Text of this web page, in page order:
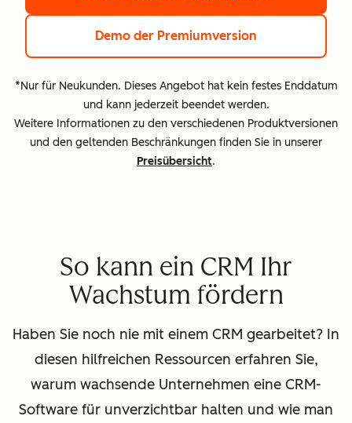
Demo der Premiumversion
*Nur für Neukunden. Dieses Angebot hat kein festes Enddatum
und kann jederzeit beendet werden.
Weitere Informationen zu den verschiedenen Produktversionen
und den geltenden Beschränkungen finden Sie in unserer
Preisübersicht.
So kann ein CRM Ihr
Wachstum fördern
Haben Sie noch nie mit einem CRM gearbeitet? In
diesen hilfreichen Ressourcen erfahren Sie,
warum wachsende Unternehmen eine CRM-
Software für unverzichtbar halten und wie man